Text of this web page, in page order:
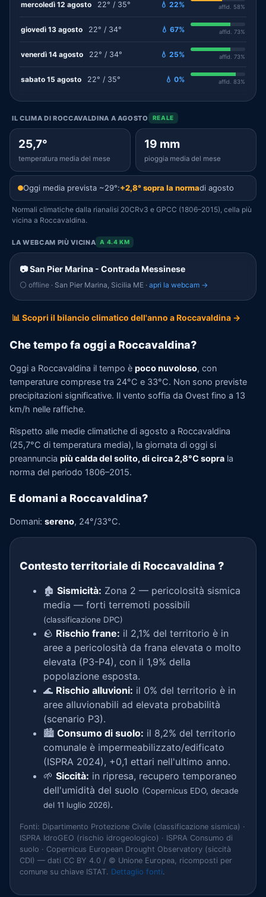
mercoledì 12 agosto 22° / 35° 💧 22% affid. 58%
giovedì 13 agosto 22° / 34° 💧 67% affid. 73%
venerdì 14 agosto 22° / 34° 💧 25% affid. 73%
sabato 15 agosto 22° / 35° 💧 0% affid. 83%
IL CLIMA DI ROCCAVALDINA A AGOSTO REALE
25,7°
temperatura media del mese
19 mm
pioggia media del mese
Oggi media prevista ~29°:+2,8° sopra la normadi agosto
Normali climatiche dalla rianalisi 20CRv3 e GPCC (1806–2015), cella più
vicina a Roccavaldina.
LA WEBCAM PIÙ VICINA A 4.4 KM
📷 San Pier Marina - Contrada Messinese
⚪ offline · San Pier Marina, Sicilia ME · apri la webcam →
📊 Scopri il bilancio climatico dell'anno a Roccavaldina →
Che tempo fa oggi a Roccavaldina?
Oggi a Roccavaldina il tempo è poco nuvoloso, con
temperature comprese tra 24°C e 33°C. Non sono previste
precipitazioni significative. Il vento soffia da Ovest fino a 13
km/h nelle raffiche.
Rispetto alle medie climatiche di agosto a Roccavaldina
(25,7°C di temperatura media), la giornata di oggi si
preannuncia più calda del solito, di circa 2,8°C sopra la
norma del periodo 1806–2015.
E domani a Roccavaldina?
Domani: sereno, 24°/33°C.
Contesto territoriale di Roccavaldina ?
🏚️ Sismicità: Zona 2 — pericolosità sismica
media — forti terremoti possibili
(classificazione DPC)
🪨 Rischio frane: il 2,1% del territorio è in
aree a pericolosità da frana elevata o molto
elevata (P3-P4), con il 1,9% della
popolazione esposta.
🌊 Rischio alluvioni: il 0% del territorio è in
aree alluvionabili ad elevata probabilità
(scenario P3).
🏙️ Consumo di suolo: il 8,2% del territorio
comunale è impermeabilizzato/edificato
(ISPRA 2024), +0,1 ettari nell'ultimo anno.
🌱 Siccità: in ripresa, recupero temporaneo
dell'umidità del suolo (Copernicus EDO, decade
del 11 luglio 2026).
Fonti: Dipartimento Protezione Civile (classificazione sismica) ·
ISPRA IdroGEO (rischio idrogeologico) · ISPRA Consumo di
suolo · Copernicus European Drought Observatory (siccità
CDI) — dati CC BY 4.0 / © Unione Europea, ricomposti per
comune su chiave ISTAT. Dettaglio fonti.